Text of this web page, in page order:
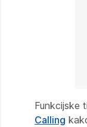
Funkcijske
Calling